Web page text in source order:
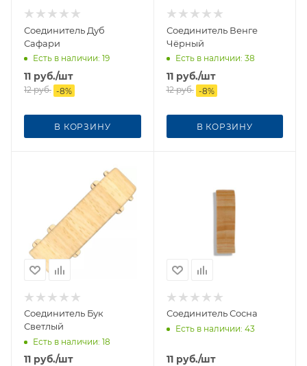
Соединитель Дуб
Сафари
Есть в наличии: 19
11 руб./шт
12руб. -8%
В КОРЗИНУ
Соединитель Венге
Чёрный
Есть в наличии: 38
11руб./шт
12руб. -8%
В КОРЗИНУ
Соединитель Бук
Светлый
Есть в наличии: 18
11 руб./шт
Соединитель Сосна
Есть в наличии: 43
11руб./шт